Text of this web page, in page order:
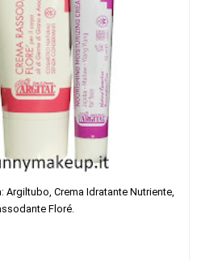
Argiltubo, Crema Idratante Nutriente,
Floré.